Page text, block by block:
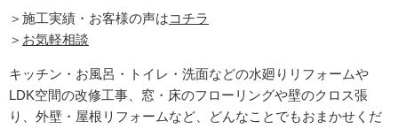
＞施工実績・お客様の声はコチラ
＞ お気軽相談
キッチン・お風呂・トイレ・洗面などの水廻りリフォームや
LDK空間の改修工事、窓・床のフローリングや壁のクロス張
り、外壁・屋根リフォームなど、どんなことでもおまかせくだ